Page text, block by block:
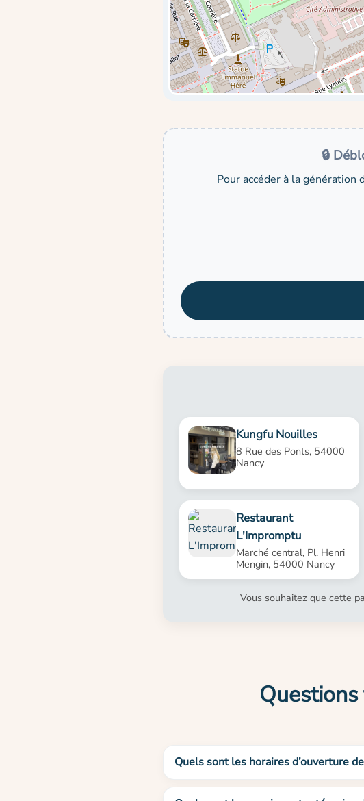
🔒
Pour accéder à la génération
Kungfu Nouilles
8 Rue des Ponts, 54000
Nancy
Restaurant
L'Impromptu
Marché central, Pl. Henri
Mengin, 54000 Nancy
Vous souhaitez que cette
Quels sont les horaires d’ouverture